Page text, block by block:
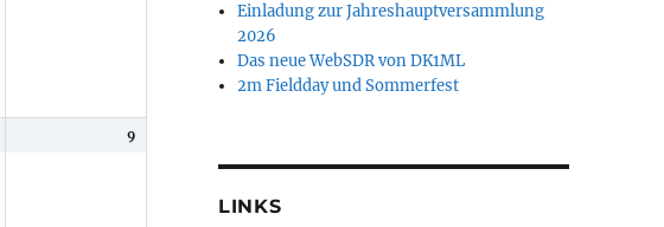
9
Einladung zur Jahreshauptversammlung
2026
Das neue WebSDR von DK1ML
2m Fieldday und Sommerfest
LINKS